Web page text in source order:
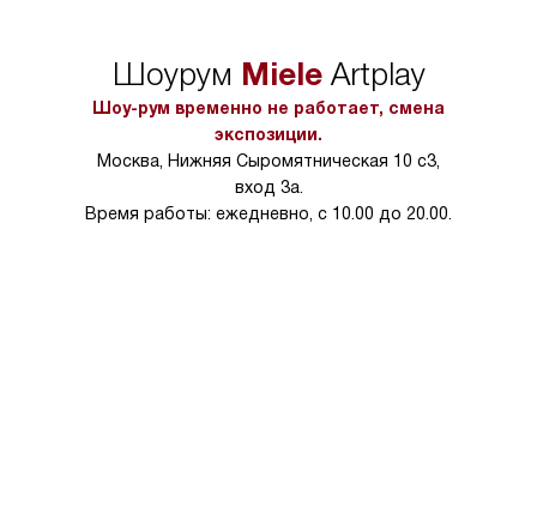
в условиях
тарифы на услуги
Шоурум MieleArtplay
Шоу-рум временно не работает, смена
экспозиции.
Москва, Нижняя Сыромятническая 10 с3,
вход 3а.
Время работы: ежедневно, с 10.00 до 20.00.